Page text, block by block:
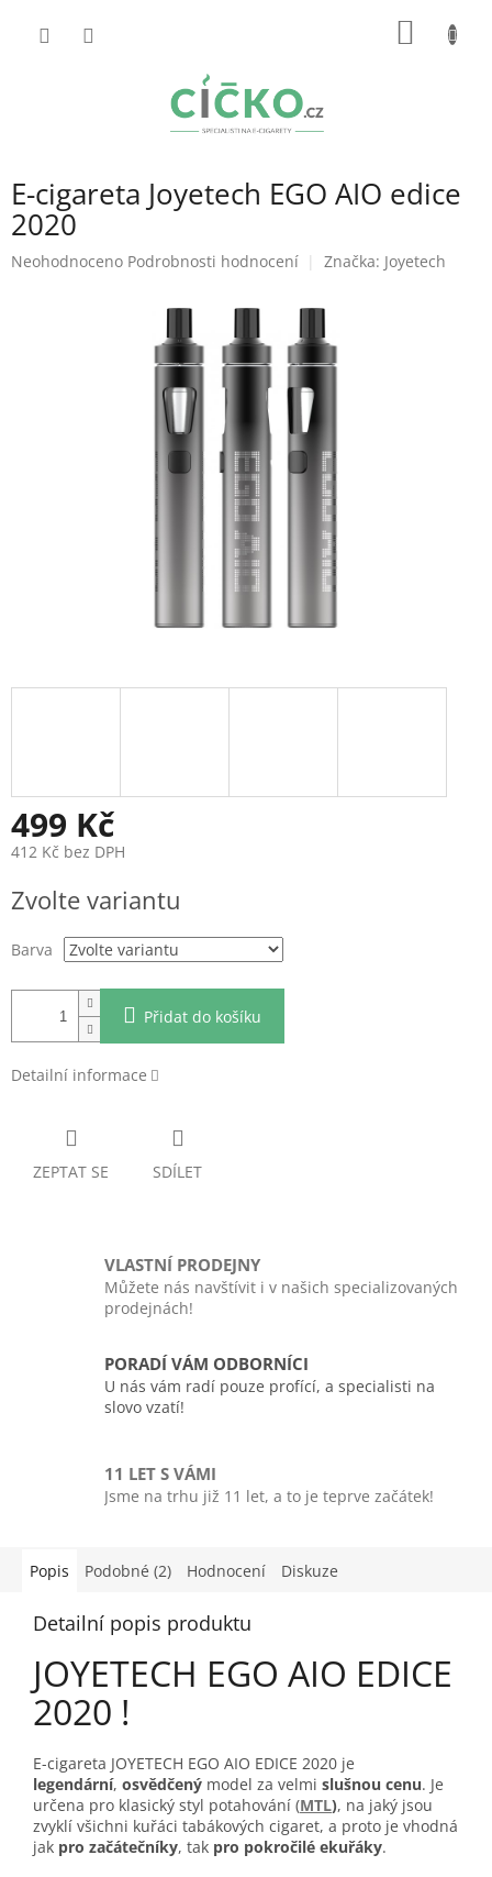
E-cigareta Joyetech EGO AIO edice
2020
Průměrné
Neohodnoceno Podrobnosti hodnocení Značka: Joyetech
499 Kč
412 Kč bez DPH
cena:
Zvolte variantu
Barva
Přidat do košíku
Detailní informace
ZEPTAT SE SDÍLET
VLASTNÍ PRODEJNY
Můžete nás navštívit i v našich specializovaných
prodejnách!
PORADÍ VÁM ODBORNÍCI
U nás vám radí pouze profící, a specialisti na
slovo vzatí!
11 LET S VÁMI
Jsme na trhu již 11 let, a to je teprve začátek!
Popis Podobné (2) Hodnocení Diskuze
Detailní popis produktu
JOYETECH EGO AIO EDICE
2020 !
E-cigareta JOYETECH EGO AIO EDICE 2020 je
legendární, osvědčený model za velmi slušnou cenu. Je
určena pro klasický styl potahování (MTL), na jaký jsou
zvyklí všichni kuřáci tabákových cigaret, a proto je vhodná
jak pro začátečníky, tak pro pokročilé ekuřáky.